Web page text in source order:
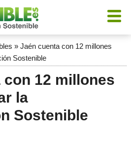
» Jaén cuenta con 12 millones
Sostenible
12 millones
la
Sostenible